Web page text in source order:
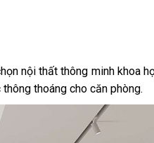
nội thất thông minh khoa
thoáng cho căn phòng.